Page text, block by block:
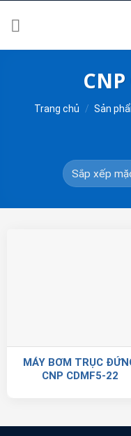
Trang chủ / Sản
MÁY BƠM TRỤC
CNP CDMF5-22